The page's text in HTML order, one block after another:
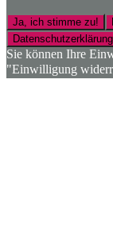
Ja, ich stimme zu!
Datenschutzerklärung
Sie können Ihre
"Einwilligung